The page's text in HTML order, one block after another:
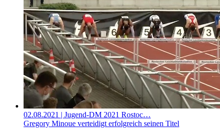
02.08.2021 | Jugend-DM 2021 Rostoc…
Gregory Minoue verteidigt erfolgreich seinen Titel